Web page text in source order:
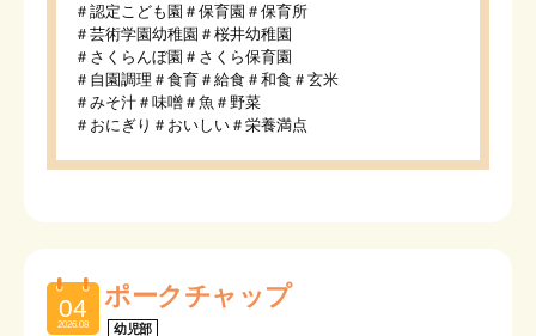
＃認定こども園＃保育園＃保育所
＃芸術学園幼稚園＃桜井幼稚園
＃さくらんぼ園＃さくら保育園
＃自園調理＃食育＃給食＃和食＃玄米
＃みそ汁＃味噌＃魚＃野菜
＃おにぎり＃おいしい＃栄養満点
04
2026.08
ポークチャップ
幼児部